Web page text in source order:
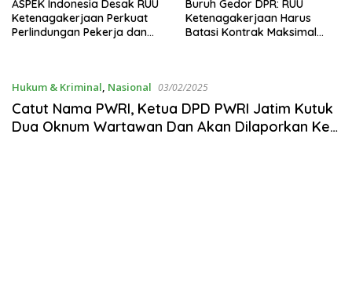
ASPEK Indonesia Desak RUU
Ketenagakerjaan Perkuat
Perlindungan Pekerja dan
Buruh Gedor DPR: RUU
Ketenagakerjaan Harus
Batasi Kontrak Maksimal
Hukum & Kriminal, Nasional 03/02/2025
Catut Nama PWRI, Ketua DPD PWRI Jatim Kutuk
Dua Oknum Wartawan Dan Akan Dilaporkan Ke